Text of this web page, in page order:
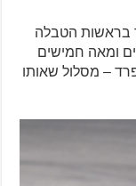
בראשות הטבלה
ומאה חמישים
– מסלול שאותו